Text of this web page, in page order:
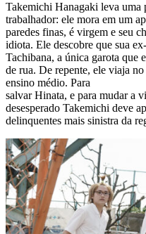
Takemichi Hanagaki leva uma
trabalhador: ele mora em um
paredes finas, é virgem e seu
idiota. Ele descobre que sua
Tachibana, a única garota que
de rua. De repente, ele viaja
ensino médio. Para
salvar Hinata, e para mudar a
desesperado Takemichi deve
delinquentes mais sinistra da